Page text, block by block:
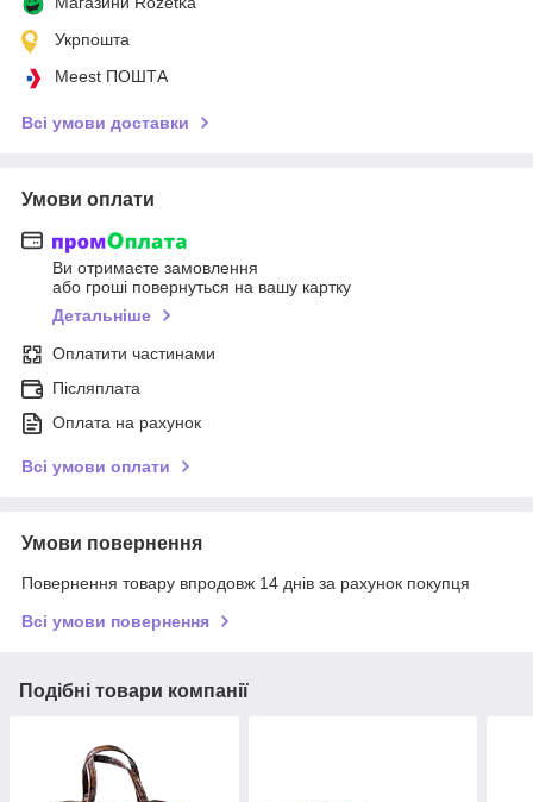
Укрпошта
Meest ПОШТА
Всі умови доставки
Умови оплати
Ви отримаєте замовлення
або гроші повернуться на вашу картку
Детальніше
Оплатити частинами
Післяплата
Оплата на рахунок
Всі умови оплати
Умови повернення
Повернення товару впродовж 14 днів за рахунок покупця
Всі умови повернення
Подібні товари компанії